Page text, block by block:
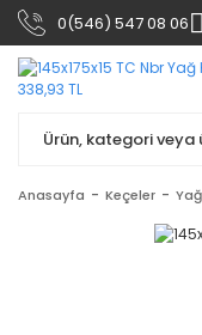
0(546) 547 08 06
Anasayfa Keçeler